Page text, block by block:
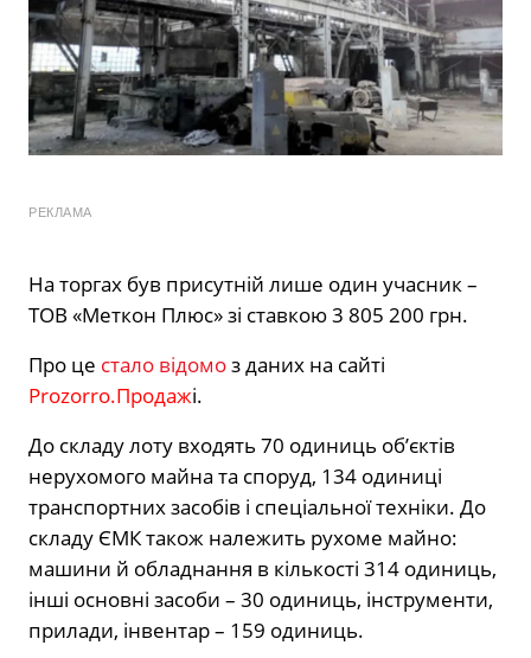
РЕКЛАМА
На торгах був присутній лише один учасник –
ТОВ «Меткон Плюс» зі ставкою 3 805 200 грн.
Про це стало відомоз даних на сайті
Prozorro.Продажі.
До складу лоту входять 70 одиниць об’єктів
нерухомого майна та споруд, 134 одиниці
транспортних засобів і спеціальної техніки. До
складу ЄМК також належить рухоме майно:
машини й обладнання в кількості 314 одиниць,
інші основні засоби – 30 одиниць, інструменти,
прилади, інвентар – 159 одиниць.